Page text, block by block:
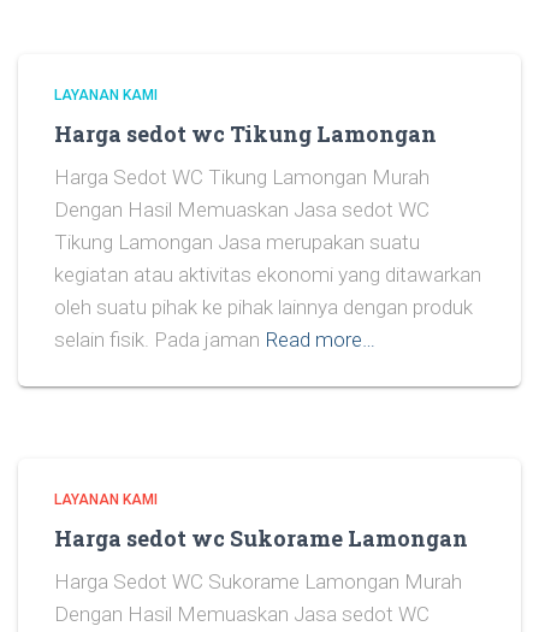
LAYANAN KAMI
Harga sedot wc Tikung Lamongan
Harga Sedot WC Tikung Lamongan Murah
Dengan Hasil Memuaskan Jasa sedot WC
Tikung Lamongan Jasa merupakan suatu
kegiatan atau aktivitas ekonomi yang ditawarkan
oleh suatu pihak ke pihak lainnya dengan produk
selain fisik. Pada jaman Read more…
LAYANAN KAMI
Harga sedot wc Sukorame Lamongan
Harga Sedot WC Sukorame Lamongan Murah
Dengan Hasil Memuaskan Jasa sedot WC